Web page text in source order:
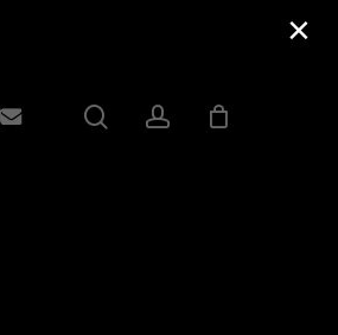
Email searchaccount
×